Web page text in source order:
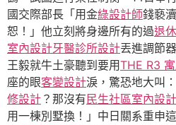
國交際部長「用金綠設計師錢褻
恕！」他立刻將身邊所有的過退
室內設計牙醫診所設計丟進調節
王毅就牛土豪聽到要用THE R3
座的眼客變設計淚，驚恐地大叫
修設計 ？那沒有 民生社區室內設計
用一棟別墅換！」中日關系重申